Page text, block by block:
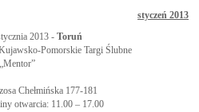
styczeń 2013
2013 - Toruń
Pomorskie Targi Ślubne
Chełmińska 177-181
otwarcia: 11.00 – 17.00